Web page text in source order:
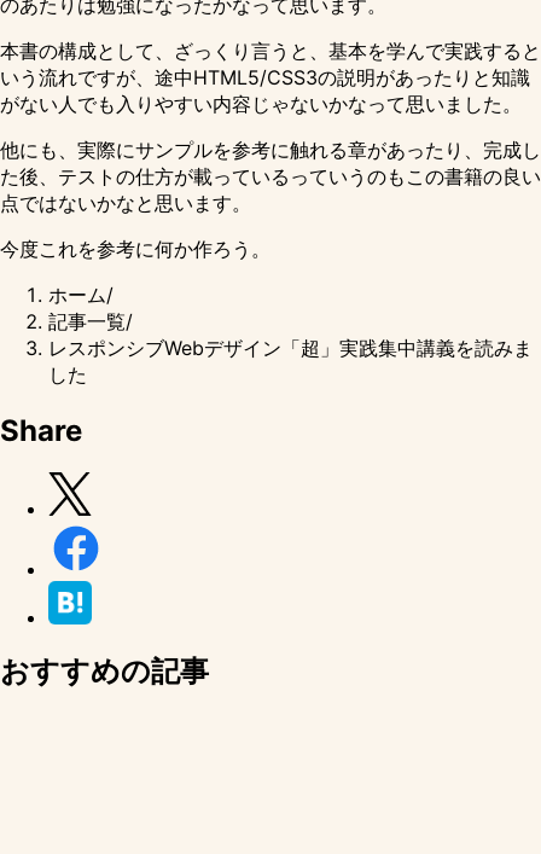
本書の構成として、ざっくり言うと、基本を学んで実践すると
いう流れですが、途中HTML5/CSS3の説明があったりと知識
がない人でも入りやすい内容じゃないかなって思いました。
他にも、実際にサンプルを参考に触れる章があったり、完成し
た後、テストの仕方が載っているっていうのもこの書籍の良い
点ではないかなと思います。
今度これを参考に何か作ろう。
ホーム/
記事一覧/
レスポンシブWebデザイン「超」実践集中講義を読みま
した
Share
おすすめの記事